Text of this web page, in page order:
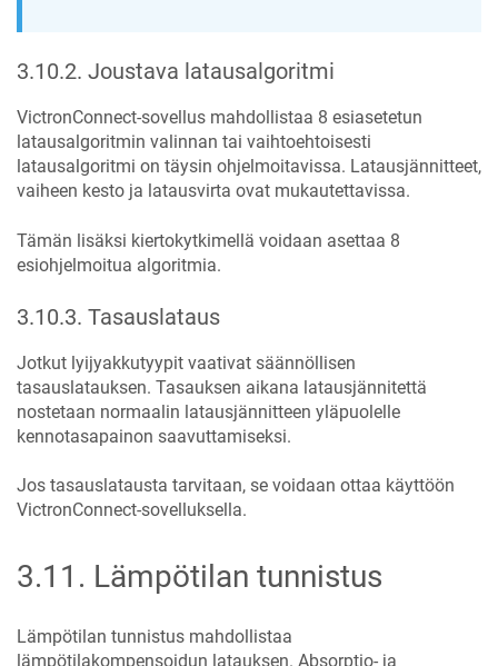
3.10.2. Joustava latausalgoritmi
VictronConnect-sovellus mahdollistaa 8 esiasetetun
latausalgoritmin valinnan tai vaihtoehtoisesti
latausalgoritmi on täysin ohjelmoitavissa. Latausjännitteet,
vaiheen kesto ja latausvirta ovat mukautettavissa.
Tämän lisäksi kiertokytkimellä voidaan asettaa 8
esiohjelmoitua algoritmia.
3.10.3. Tasauslataus
Jotkut lyijyakkutyypit vaativat säännöllisen
tasauslatauksen. Tasauksen aikana latausjännitettä
nostetaan normaalin latausjännitteen yläpuolelle
kennotasapainon saavuttamiseksi.
Jos tasauslatausta tarvitaan, se voidaan ottaa käyttöön
VictronConnect-sovelluksella.
3.11 . Lämpötilan tunnistus
Lämpötilan tunnistus mahdollistaa
lämpötilakompensoidun latauksen. Absorptio- ja